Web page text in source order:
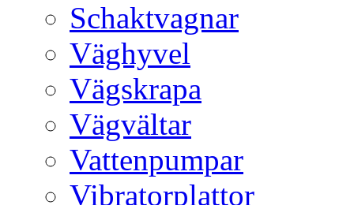
Schaktvagnar
Väghyvel
Vägskrapa
Vägvältar
Vattenpumpar
Vibratorplattor